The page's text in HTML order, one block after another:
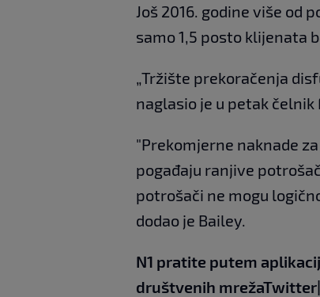
Još 2016. godine više od
samo 1,5 posto klijenata
„Tržište prekoračenja
naglasio je u petak čelnik
"Prekomjerne naknade
pogađaju ranjive
potrošači ne mogu
dodao je Bailey.
N1 pratite putem
društvenih mrežaTwitter|